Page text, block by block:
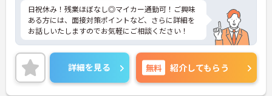
日祝休み！残業ほぼなし◎マイカー通勤可！ご興味
ある方には、面接対策ポイントなど、さらに詳細を
お話しいたしますのでお気軽にご相談ください！
詳細を見る 無料 紹介してもらう